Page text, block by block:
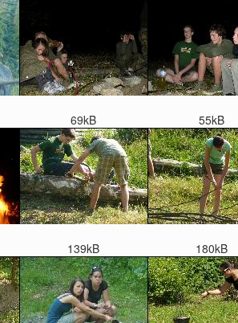
69kB 55kB
139kB 180kB